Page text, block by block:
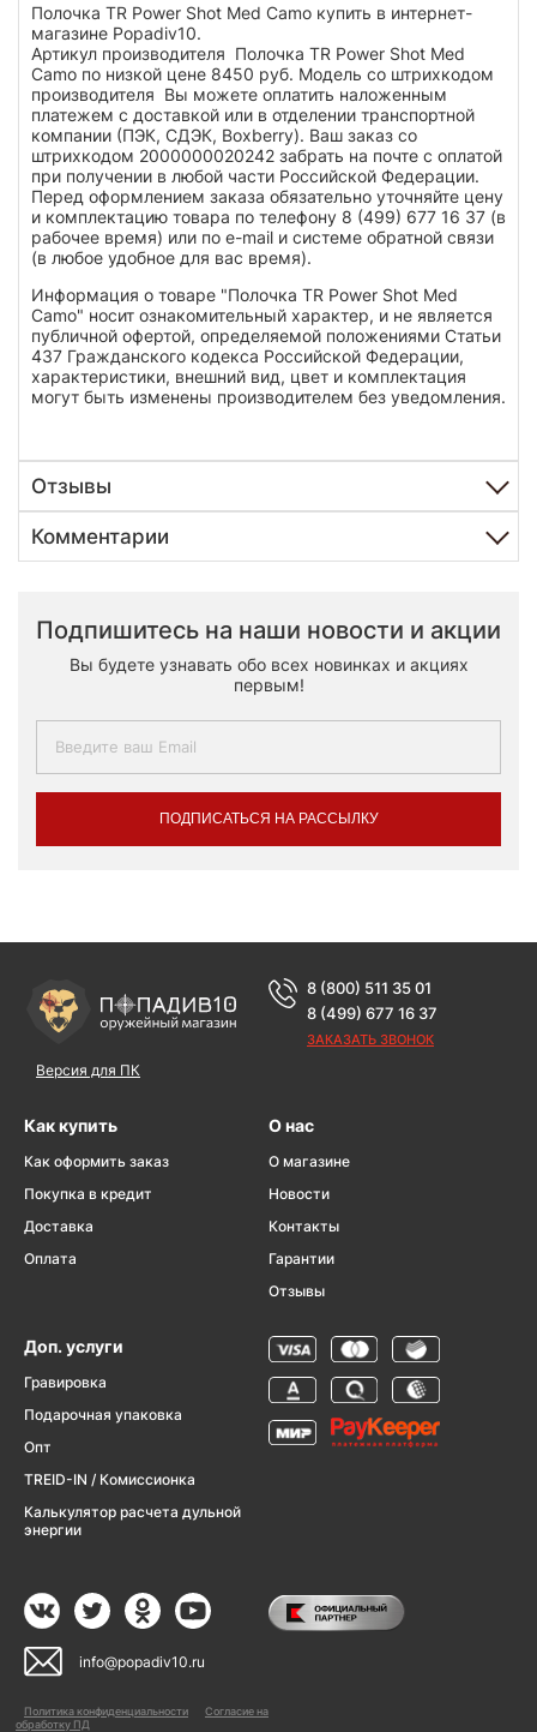
Полочка TR Power Shot Med Camo купить в интернет-
магазине Popadiv10.
Артикул производителя Полочка TR Power Shot Med
Camo по низкой цене 8450 руб. Модель со штрихкодом
производителя Вы можете оплатить наложенным
платежем с доставкой или в отделении транспортной
компании (ПЭК, СДЭК, Boxberry). Ваш заказ со
штрихкодом 2000000020242 забрать на почте с оплатой
при получении в любой части Российской Федерации.
Перед оформлением заказа обязательно уточняйте цену
и комплектацию товара по телефону 8 (499) 677 16 37 (в
рабочее время) или по e-mail и системе обратной связи
(в любое удобное для вас время).
Информация о товаре "Полочка TR Power Shot Med
Camo" носит ознакомительный характер, и не является
публичной офертой, определяемой положениями Статьи
437 Гражданского кодекса Российской Федерации,
характеристики, внешний вид, цвет и комплектация
могут быть изменены производителем без уведомления.
Отзывы
Комментарии
Подпишитесь на наши новости и акции
Вы будете узнавать обо всех новинках и акциях
первым!
ПОДПИСАТЬСЯ НА РАССЫЛКУ
Версия для ПК
8 (800) 511 35 01
8 (499) 677 16 37
ЗАКАЗАТЬ ЗВОНОК
Как купить
Как оформить заказ
Покупка в кредит
Доставка
Оплата
О нас
О магазине
Новости
Контакты
Гарантии
Отзывы
Доп. услуги
Гравировка
Подарочная упаковка
Опт
TREID-IN / Комиссионка
Калькулятор расчета дульной
энергии
info@popadiv10.ru
Политика конфиденциальности
Согласие на
обработку ПД